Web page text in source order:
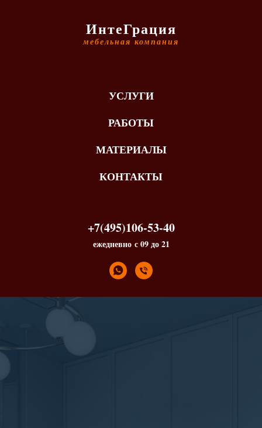
ИнтеГрация
мебельная компания
УСЛУГИ
РАБОТЫ
МАТЕРИАЛЫ
КОНТАКТЫ
+7(495)106-53-40
ежедневно с 09 до 21